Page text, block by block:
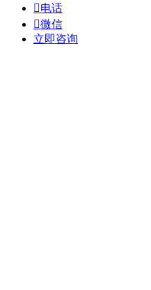
电话
微信
立即咨询